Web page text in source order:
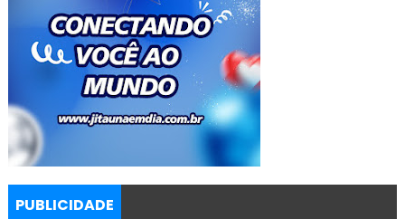
PUBLICIDADE